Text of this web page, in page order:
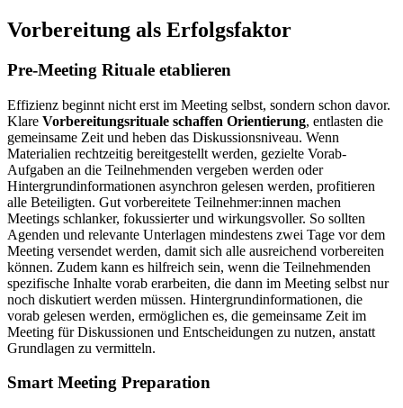
Vorbereitung als Erfolgsfaktor
Pre-Meeting Rituale etablieren
Effizienz beginnt nicht erst im Meeting selbst, sondern schon davor.
Klare Vorbereitungsrituale schaffen Orientierung, entlasten die
gemeinsame Zeit und heben das Diskussionsniveau. Wenn
Materialien rechtzeitig bereitgestellt werden, gezielte Vorab-
Aufgaben an die Teilnehmenden vergeben werden oder
Hintergrundinformationen asynchron gelesen werden, profitieren
alle Beteiligten. Gut vorbereitete Teilnehmer:innen machen
Meetings schlanker, fokussierter und wirkungsvoller. So sollten
Agenden und relevante Unterlagen mindestens zwei Tage vor dem
Meeting versendet werden, damit sich alle ausreichend vorbereiten
können. Zudem kann es hilfreich sein, wenn die Teilnehmenden
spezifische Inhalte vorab erarbeiten, die dann im Meeting selbst nur
noch diskutiert werden müssen. Hintergrundinformationen, die
vorab gelesen werden, ermöglichen es, die gemeinsame Zeit im
Meeting für Diskussionen und Entscheidungen zu nutzen, anstatt
Grundlagen zu vermitteln.
Smart Meeting Preparation